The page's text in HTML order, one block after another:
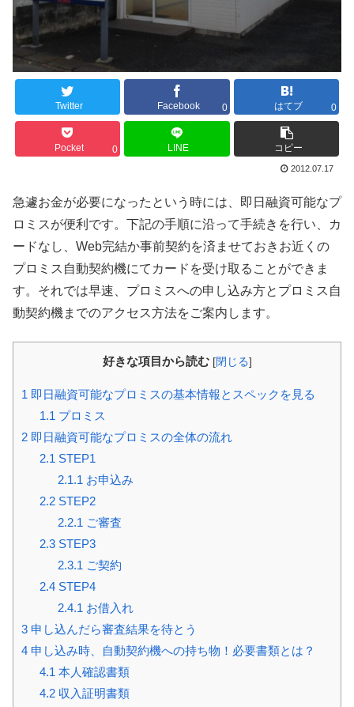
Twitter Facebook 0 はてブ 0
Pocket 0 LINE コピー
2012.07.17
急遽お金が必要になったという時には、即日融資可能なプ
ロミスが便利です。下記の手順に沿って手続きを行い、カ
ードなし、Web完結か事前契約を済ませておきお近くの
プロミス自動契約機にてカードを受け取ることができま
す。それでは早速、プロミスへの申し込み方とプロミス自
動契約機までのアクセス方法をご案内します。
好きな項目から読む [閉じる]
1 即日融資可能なプロミスの基本情報とスペックを見る
1.1 プロミス
2 即日融資可能なプロミスの全体の流れ
2.1 STEP1
2.1.1 お申込み
2.2STEP2
2.2.1 ご審査
2.3STEP3
2.3.1 ご契約
2.4STEP4
2.4.1 お借入れ
3 申し込んだら審査結果を待とう
4 申し込み時、自動契約機への持ち物！必要書類とは？
4.1 本人確認書類
4.2収入証明書類